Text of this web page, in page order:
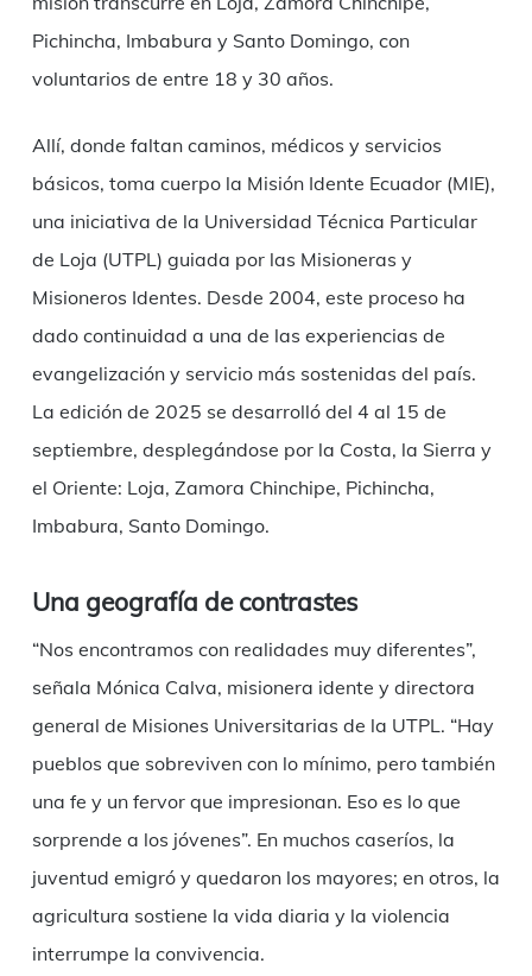
Pichincha, Imbabura y Santo Domingo, con
voluntarios de entre 18 y 30 años.
Allí, donde faltan caminos, médicos y servicios
básicos, toma cuerpo la Misión Idente Ecuador (MIE),
una iniciativa de la Universidad Técnica Particular
de Loja (UTPL) guiada por las Misioneras y
Misioneros Identes. Desde 2004, este proceso ha
dado continuidad a una de las experiencias de
evangelización y servicio más sostenidas del país.
La edición de 2025 se desarrolló del 4 al 15 de
septiembre, desplegándose por la Costa, la Sierra y
el Oriente: Loja, Zamora Chinchipe, Pichincha,
Imbabura, Santo Domingo.
Una geografía de contrastes
“Nos encontramos con realidades muy diferentes”,
señala Mónica Calva, misionera idente y directora
general de Misiones Universitarias de la UTPL. “Hay
pueblos que sobreviven con lo mínimo, pero también
una fe y un fervor que impresionan. Eso es lo que
sorprende a los jóvenes”. En muchos caseríos, la
juventud emigró y quedaron los mayores; en otros, la
agricultura sostiene la vida diaria y la violencia
interrumpe la convivencia.